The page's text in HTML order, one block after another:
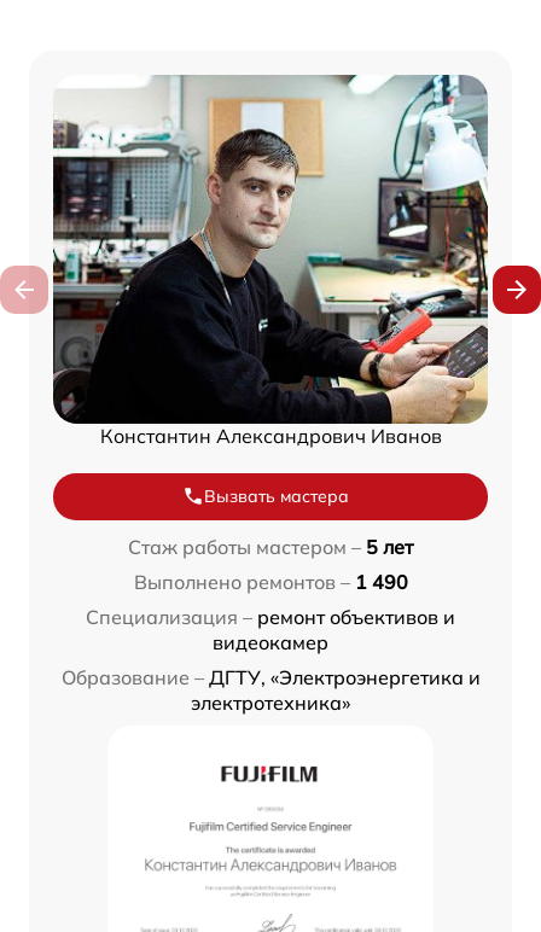
Константин Александрович Иванов
Вызвать мастера
Стаж работы мастером – 5 лет
Выполнено ремонтов – 1 490
Специализация – ремонт объективов и
видеокамер
Образование – ДГТУ, «Электроэнергетика и
электротехника»